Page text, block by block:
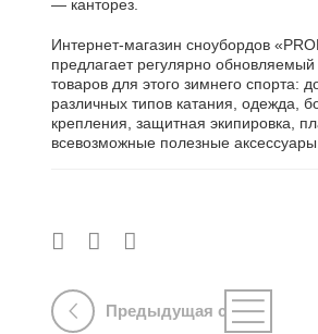
— канторез.
Интернет-магазин сноубордов
предлагает регулярно
товаров для этого зимнего спорта:
различных типов катания, одежда,
крепления, защитная экипировка,
всевозможные полезные аксессуары.
Предыдущая страница